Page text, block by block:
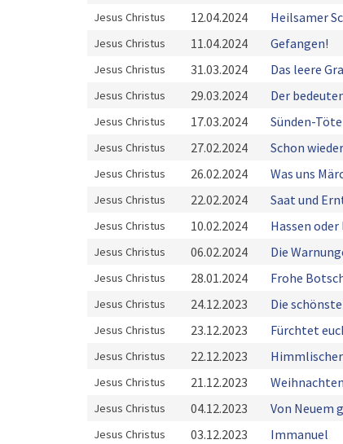
Jesus Christus 12.04.2024 Heilsamer
Jesus Christus 11.04.2024 Gefangen!
Jesus Christus 31.03.2024 Das leere
Jesus Christus 29.03.2024 Der
Jesus Christus 17.03.2024 Sünden-
Jesus Christus 27.02.2024 Schon
Jesus Christus 26.02.2024 Was uns
Jesus Christus 22.02.2024 Saat und
Jesus Christus 10.02.2024 Hassen oder
Jesus Christus 06.02.2024 Die
Jesus Christus 28.01.2024 Frohe
Jesus Christus 24.12.2023 Die
Jesus Christus 23.12.2023 Fürchtet
Jesus Christus 22.12.2023
Jesus Christus 21.12.2023
Jesus Christus 04.12.2023 Von Neuem
Jesus Christus 03.12.2023 Immanuel